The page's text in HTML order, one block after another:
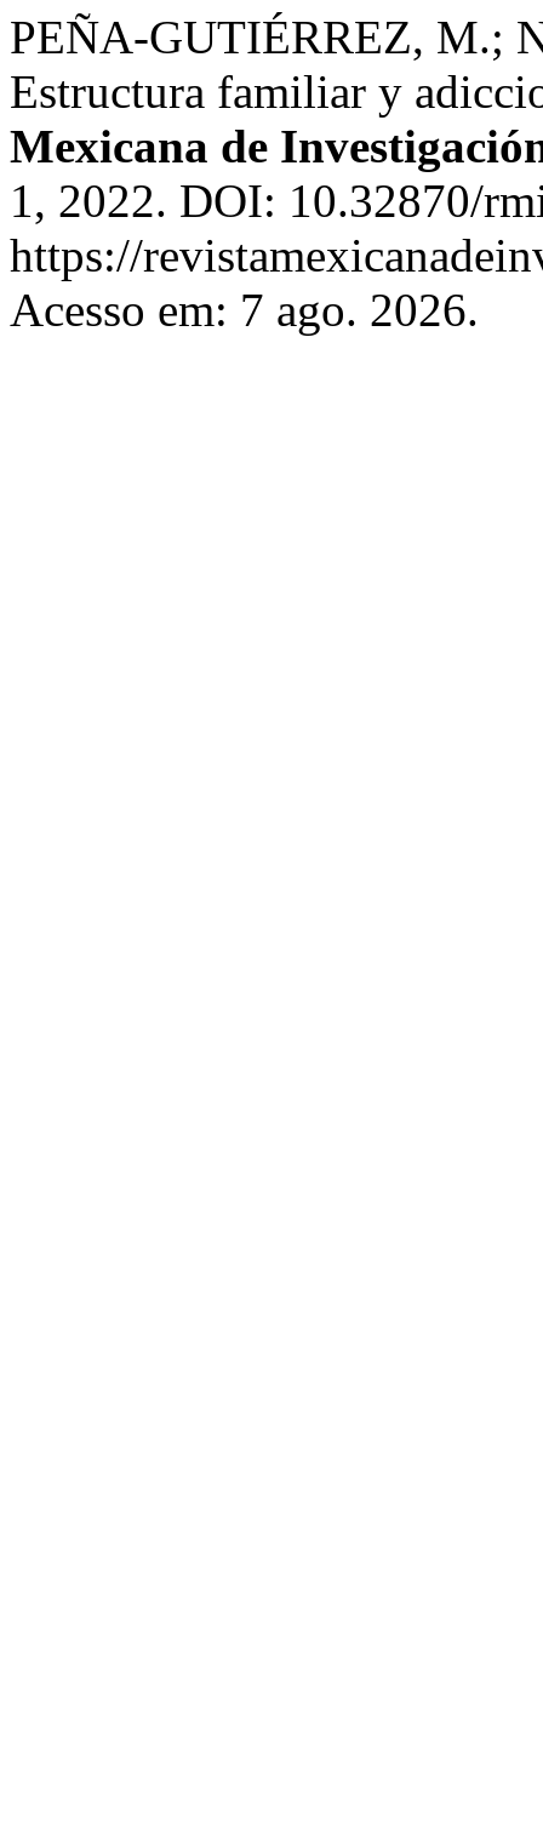
PEÑA-GUTIÉRREZ, M.;
Estructura familiar y
Mexicana de
1, 2022. DOI: 10.32870/
https://
Acesso em: 7 ago. 2026.